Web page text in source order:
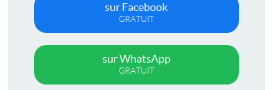
sur Facebook
GRATUIT
sur WhatsApp
GRATUIT